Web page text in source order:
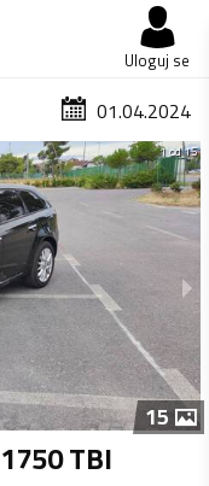
Uloguj se
01.04.2024
1 od 15
15
TBI